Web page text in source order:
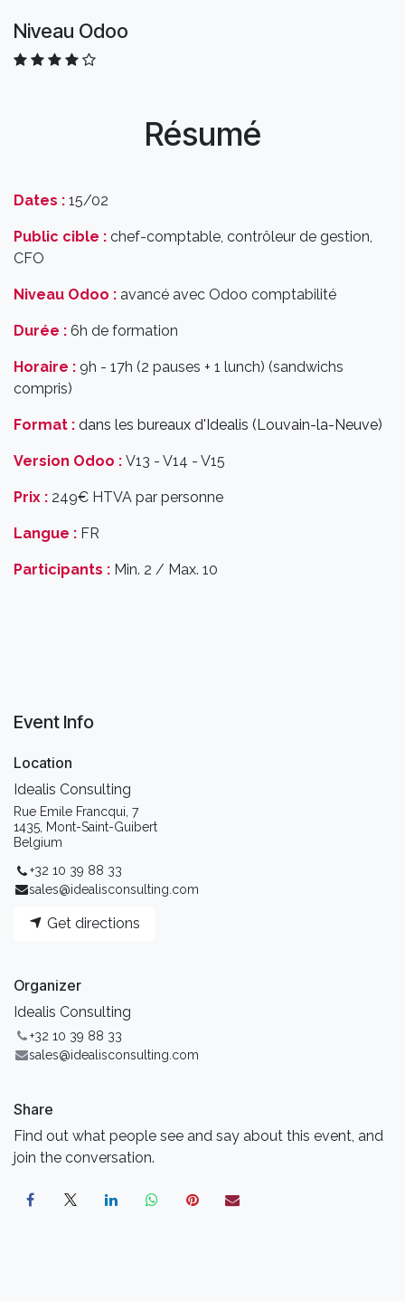
Niveau Odoo
Résumé
Dates : 15/02
Public cible : chef-comptable, contrôleur de gestion,
CFO
Niveau Odoo : avancé avec Odoo comptabilité
Durée : 6h de formation
Horaire : 9h - 17h (2 pauses + 1 lunch) (sandwichs
compris)
Format : dans les bureaux d'Idealis (Louvain-la-Neuve)
Version Odoo : V13 - V14 - V15
Prix : 249€ HTVA par personne
Langue : FR
Participants : Min. 2 / Max. 10
Event Info
Location
Idealis Consulting
Rue Emile Francqui, 7
1435, Mont-Saint-Guibert
Belgium
+32 10 39 88 33
sales@idealisconsulting.com
Get directions
Organizer
Idealis Consulting
+32 10 39 88 33
sales@idealisconsulting.com
Share
Find out what people see and say about this event, and
join the conversation.